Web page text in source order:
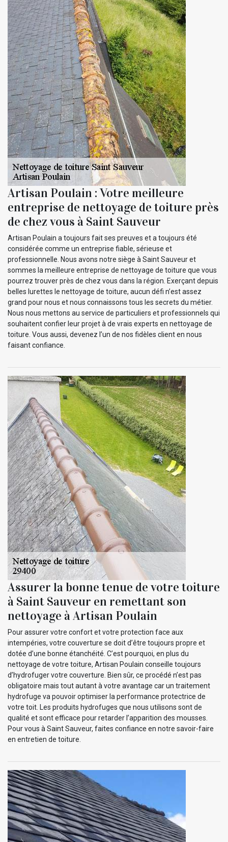
Artisan Poulain : Votre meilleure
entreprise de nettoyage de toiture près
de chez vous à Saint Sauveur
Artisan Poulain a toujours fait ses preuves et a toujours été
considérée comme un entreprise fiable, sérieuse et
professionnelle. Nous avons notre siège à Saint Sauveur et
sommes la meilleure entreprise de nettoyage de toiture que vous
pourrez trouver près de chez vous dans la région. Exerçant depuis
belles lurettes le nettoyage de toiture, aucun défi n’est assez
grand pour nous et nous connaissons tous les secrets du métier.
Nous nous mettons au service de particuliers et professionnels qui
souhaitent confier leur projet à de vrais experts en nettoyage de
toiture. Vous aussi, devenez l’un de nos fidèles client en nous
faisant confiance.
Assurer la bonne tenue de votre toiture
à Saint Sauveur en remettant son
nettoyage à Artisan Poulain
Pour assurer votre confort et votre protection face aux
intempéries, votre couverture se doit d’être toujours propre et
dotée d’une bonne étanchéité. C’est pourquoi, en plus du
nettoyage de votre toiture, Artisan Poulain conseille toujours
d’hydrofuger votre couverture. Bien sûr, ce procédé n’est pas
obligatoire mais tout autant à votre avantage car un traitement
hydrofuge va pouvoir optimiser la performance protectrice de
votre toit. Les produits hydrofuges que nous utilisons sont de
qualité et sont efficace pour retarder l’apparition des mousses.
Pour vous à Saint Sauveur, faites confiance en notre savoir-faire
en entretien de toiture.